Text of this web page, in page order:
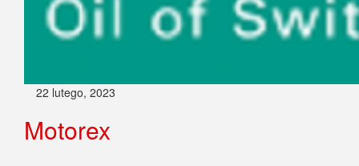
22 lutego, 2023
Motorex